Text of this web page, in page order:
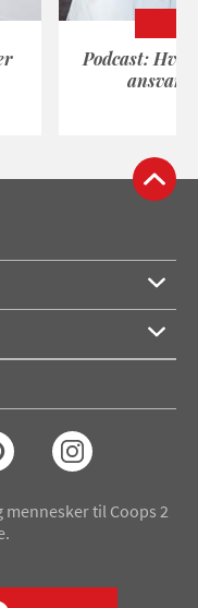
Podcast:
til Coops 2